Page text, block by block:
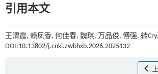
引用本文
王渭霞, 赖凤香, 何佳春, 魏琪, 万品俊, 傅强. 转
DOI:10.13802/j.cnki.zwbhxb.2026.2025132